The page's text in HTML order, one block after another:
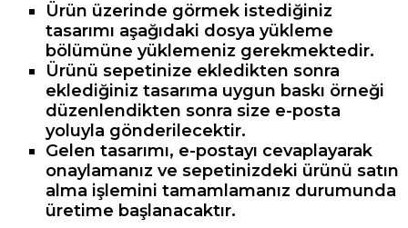
Ürün üzerinde görmek istediğiniz
tasarımı aşağıdaki dosya yükleme
bölümüne yüklemeniz gerekmektedir.
Ürünü sepetinize ekledikten sonra
eklediğiniz tasarıma uygun baskı örneği
düzenlendikten sonra size e-posta
yoluyla gönderilecektir.
Gelen tasarımı, e-postayı cevaplayarak
onaylamanız ve sepetinizdeki ürünü satın
alma işlemini tamamlamanız durumunda
üretime başlanacaktır.